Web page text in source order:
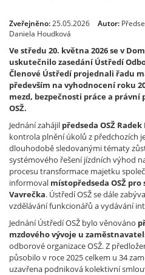
Zveřejněno:25.05.2026 Autor:
Daniela Houdková
Ve středu 20. května 2026 se v
uskutečnilo zasedání Ústředí
Členové Ústředí projednali řadu
především na vyhodnocení roku
mezd, bezpečnosti práce a
OSŽ.
Jednání zahájil předseda OSŽ
kontrola plnění úkolů z předchozích
dlouhodobě sledovanými tématy
systémového řešení jízdních výhod
procesu transformace majetku
informoval místopředseda OSŽ
Vavrečka. Ústředí OSŽ se dále
vzdělávání funkcionářů a vydávání
Jednání Ústředí OSŽ bylo věnováno
mzdového vývoje u
odborové organizace OSŽ. Z
působilo v roce 2025 celkem u 34
uzavřena podniková kolektivní